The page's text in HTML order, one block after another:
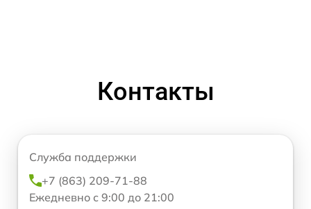
Контакты
Служба поддержки
+7 (863) 209-71-88
Ежедневно с 9:00 до 21:00